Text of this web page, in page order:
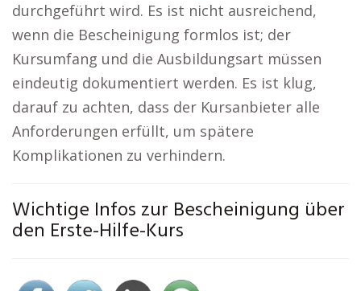
durchgeführt wird. Es ist nicht ausreichend,
wenn die Bescheinigung formlos ist; der
Kursumfang und die Ausbildungsart müssen
eindeutig dokumentiert werden. Es ist klug,
darauf zu achten, dass der Kursanbieter alle
Anforderungen erfüllt, um spätere
Komplikationen zu verhindern.
Wichtige Infos zur Bescheinigung über
den Erste-Hilfe-Kurs